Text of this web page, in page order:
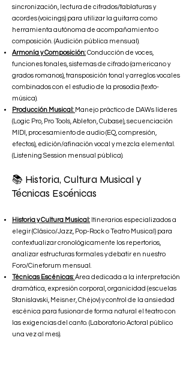
sincronización, lectura de cifrados/tablaturas y
acordes (voicings) para utilizar la guitarra como
herramienta autónoma de acompañamiento o
composición. (Audición pública mensual).
Armonía y Composición:Conducción de voces,
funciones tonales, sistemas de cifrado (americano y
grados romanos), transposición tonal y arreglos vocales
combinados con el estudio de la prosodia (texto-
música).
Producción Musical: Manejo práctico de DAWs líderes
(Logic Pro, Pro Tools, Ableton, Cubase), secuenciación
MIDI, procesamiento de audio (EQ, compresión,
efectos), edición/afinación vocal y mezcla elemental.
(Listening Session mensual pública).
📚 Historia, Cultura Musical y
Técnicas Escénicas
Historia y Cultura Musical: Itinerarios especializados a
elegir (Clásico/Jazz, Pop-Rock o Teatro Musical) para
contextualizar cronológicamente los repertorios,
analizar estructuras formales y debatir en nuestro
Foro/Cineforum mensual.
Técnicas Escénicas:Área dedicada a la interpretación
dramática, expresión corporal, organicidad (escuelas
Stanislavski, Meisner, Chéjov) y control de la ansiedad
escénica para fusionar de forma natural el teatro con
las exigencias del canto. (Laboratorio Actoral público
una vez al mes).